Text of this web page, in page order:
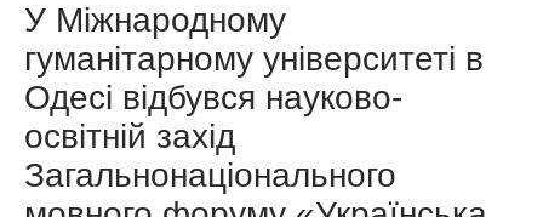
У Міжнародному
гуманітарному університеті в
Одесі відбувся науково-
освітній захід
Загальнонаціонального